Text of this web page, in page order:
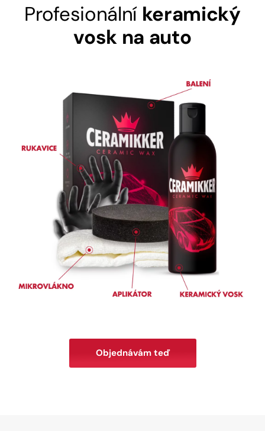
Profesionální keramický
vosk na auto
Objednávám teď